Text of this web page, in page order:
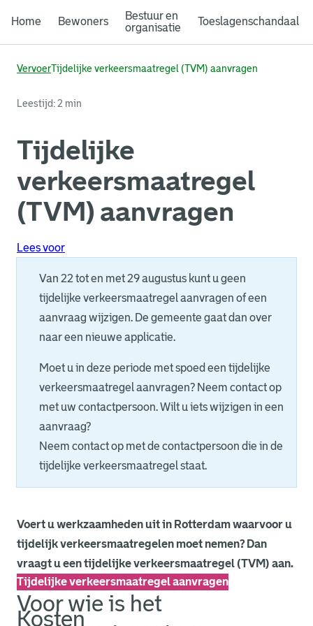
Home Bewoners
Bestuur en
organisatie
Toeslagenschandaal
VervoerTijdelijke verkeersmaatregel (TVM) aanvragen
Leestijd: 2 min
Tijdelijke
verkeersmaatregel
(TVM) aanvragen
Lees voor
Van 22 tot en met 29 augustus kunt u geen
tijdelijke verkeersmaatregel aanvragen of een
aanvraag wijzigen. De gemeente gaat dan over
naar een nieuwe applicatie.
Moet u in deze periode met spoed een tijdelijke
verkeersmaatregel aanvragen? Neem contact op
met uw contactpersoon. Wilt u iets wijzigen in een
aanvraag?
Neem contact op met de contactpersoon die in de
tijdelijke verkeersmaatregel staat.
Voert u werkzaamheden uit in Rotterdam waarvoor u
tijdelijk verkeersmaatregelen moet nemen? Dan
vraagt u een tijdelijke verkeersmaatregel (TVM) aan.
Tijdelijke verkeersmaatregel aanvragen
Voor wie is het
Kosten